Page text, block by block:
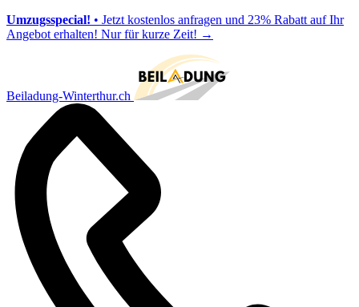
Umzugsspecial! • Jetzt kostenlos anfragen und 23% Rabatt auf Ihr
Angebot erhalten! Nur für kurze Zeit! →
Beiladung-Winterthur.ch